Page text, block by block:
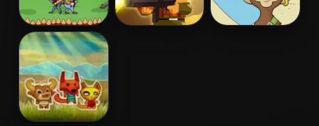
Vikings vs
Monsters